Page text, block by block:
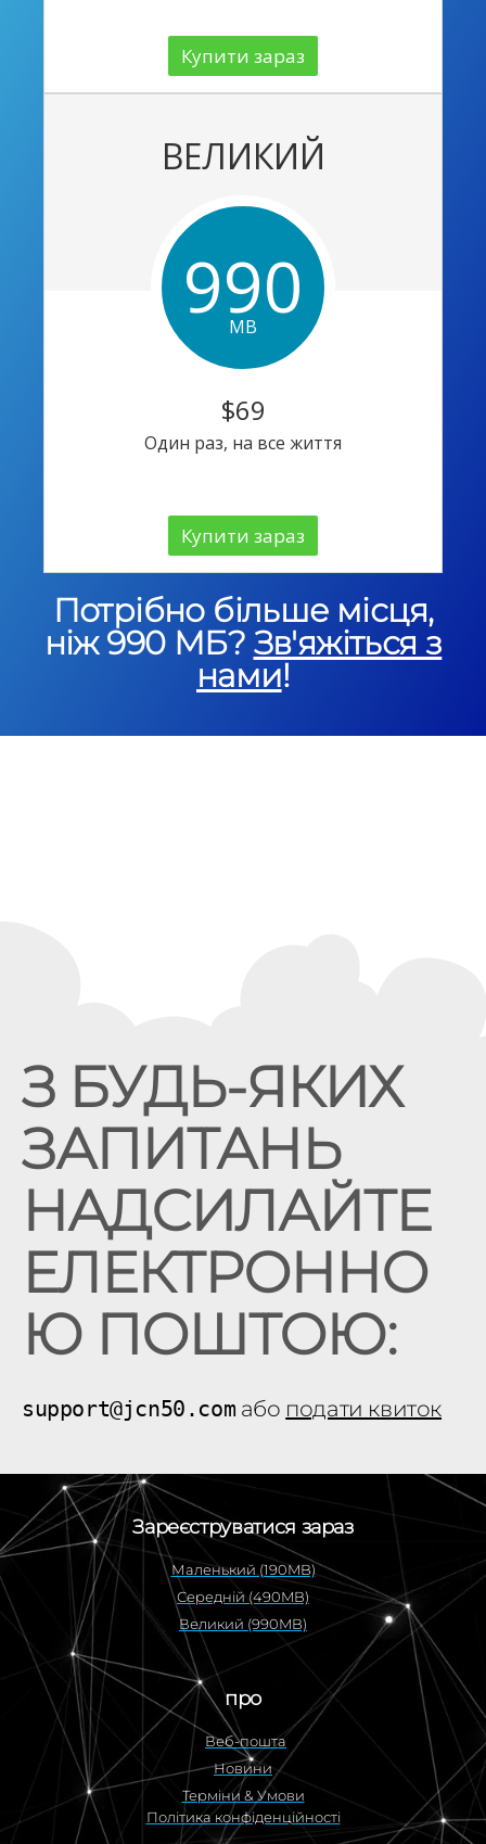
Купити зараз
990
MB
$69
Купити зараз
Потрібно більше місця,
ніж 990 МБ?Зв'яжіться з
З БУДЬ-ЯКИХ
ЗАПИТАНЬ
НАДСИЛАЙТЕ
ЕЛЕКТРОННО
Ю ПОШТОЮ:
Зареєструватися зараз
Маленький (190MB)
Середній (490MB)
Великий (990MB)
про
Веб-пошта
Новини
Терміни & Умови